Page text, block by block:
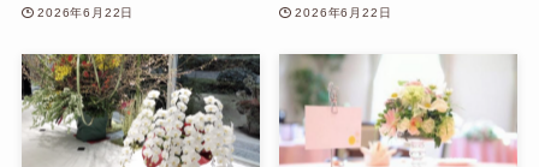
2026年6月22日 2026年6月22日